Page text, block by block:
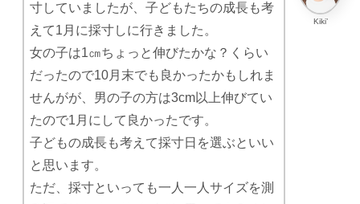
Kiki’
寸していましたが、子どもたちの成長も考
えて1月に採寸しに行きました。
女の子は1㎝ちょっと伸びたかな？くらい
だったので10月末でも良かったかもしれま
せんがが、男の子の方は3cm以上伸びてい
たので1月にして良かったです。
子どもの成長も考えて採寸日を選ぶといい
と思います。
ただ、採寸といっても一人一人サイズを測